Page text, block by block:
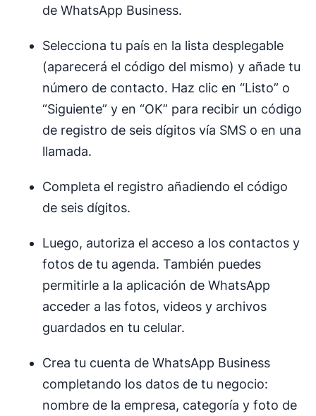
de WhatsApp Business.
Selecciona tu país en la lista desplegable
(aparecerá el código del mismo) y añade tu
número de contacto. Haz clic en “Listo” o
“Siguiente” y en “OK” para recibir un código
de registro de seis dígitos vía SMS o en una
llamada.
Completa el registro añadiendo el código
de seis dígitos.
Luego, autoriza el acceso a los contactos y
fotos de tu agenda. También puedes
permitirle a la aplicación de WhatsApp
acceder a las fotos, videos y archivos
guardados en tu celular.
Crea tu cuenta de WhatsApp Business
completando los datos de tu negocio:
nombre de la empresa, categoría y foto de